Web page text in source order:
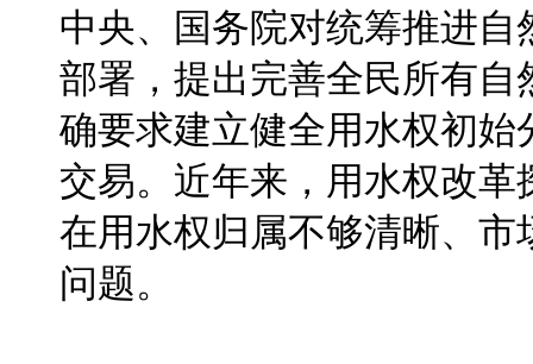
中央、国务院对统筹推进
部署，提出完善全民所有
确要求建立健全用水权初
交易。近年来，用水权改
在用水权归属不够清晰、
问题。